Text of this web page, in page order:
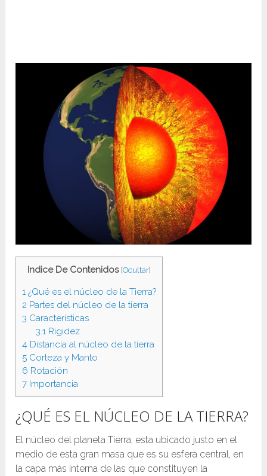
Indice De Contenidos [Ocultar]
1 ¿Qué es el núcleo de la Tierra?
2 Partes del núcleo de la tierra
3 Características
3.1Rigidez
4 Distancia al núcleo de la tierra
5 Corteza y Manto
6 Rotación
7 Importancia
¿QUÉ ES EL NÚCLEO DE LA TIERRA?
El núcleo del planeta Tierra, esta ubicado justo en el
medio de esta gran masa que es su esfera central, en
la capa más interna de las que constituyen la